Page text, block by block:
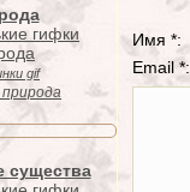
gif
существа
Имя *:
Email *: